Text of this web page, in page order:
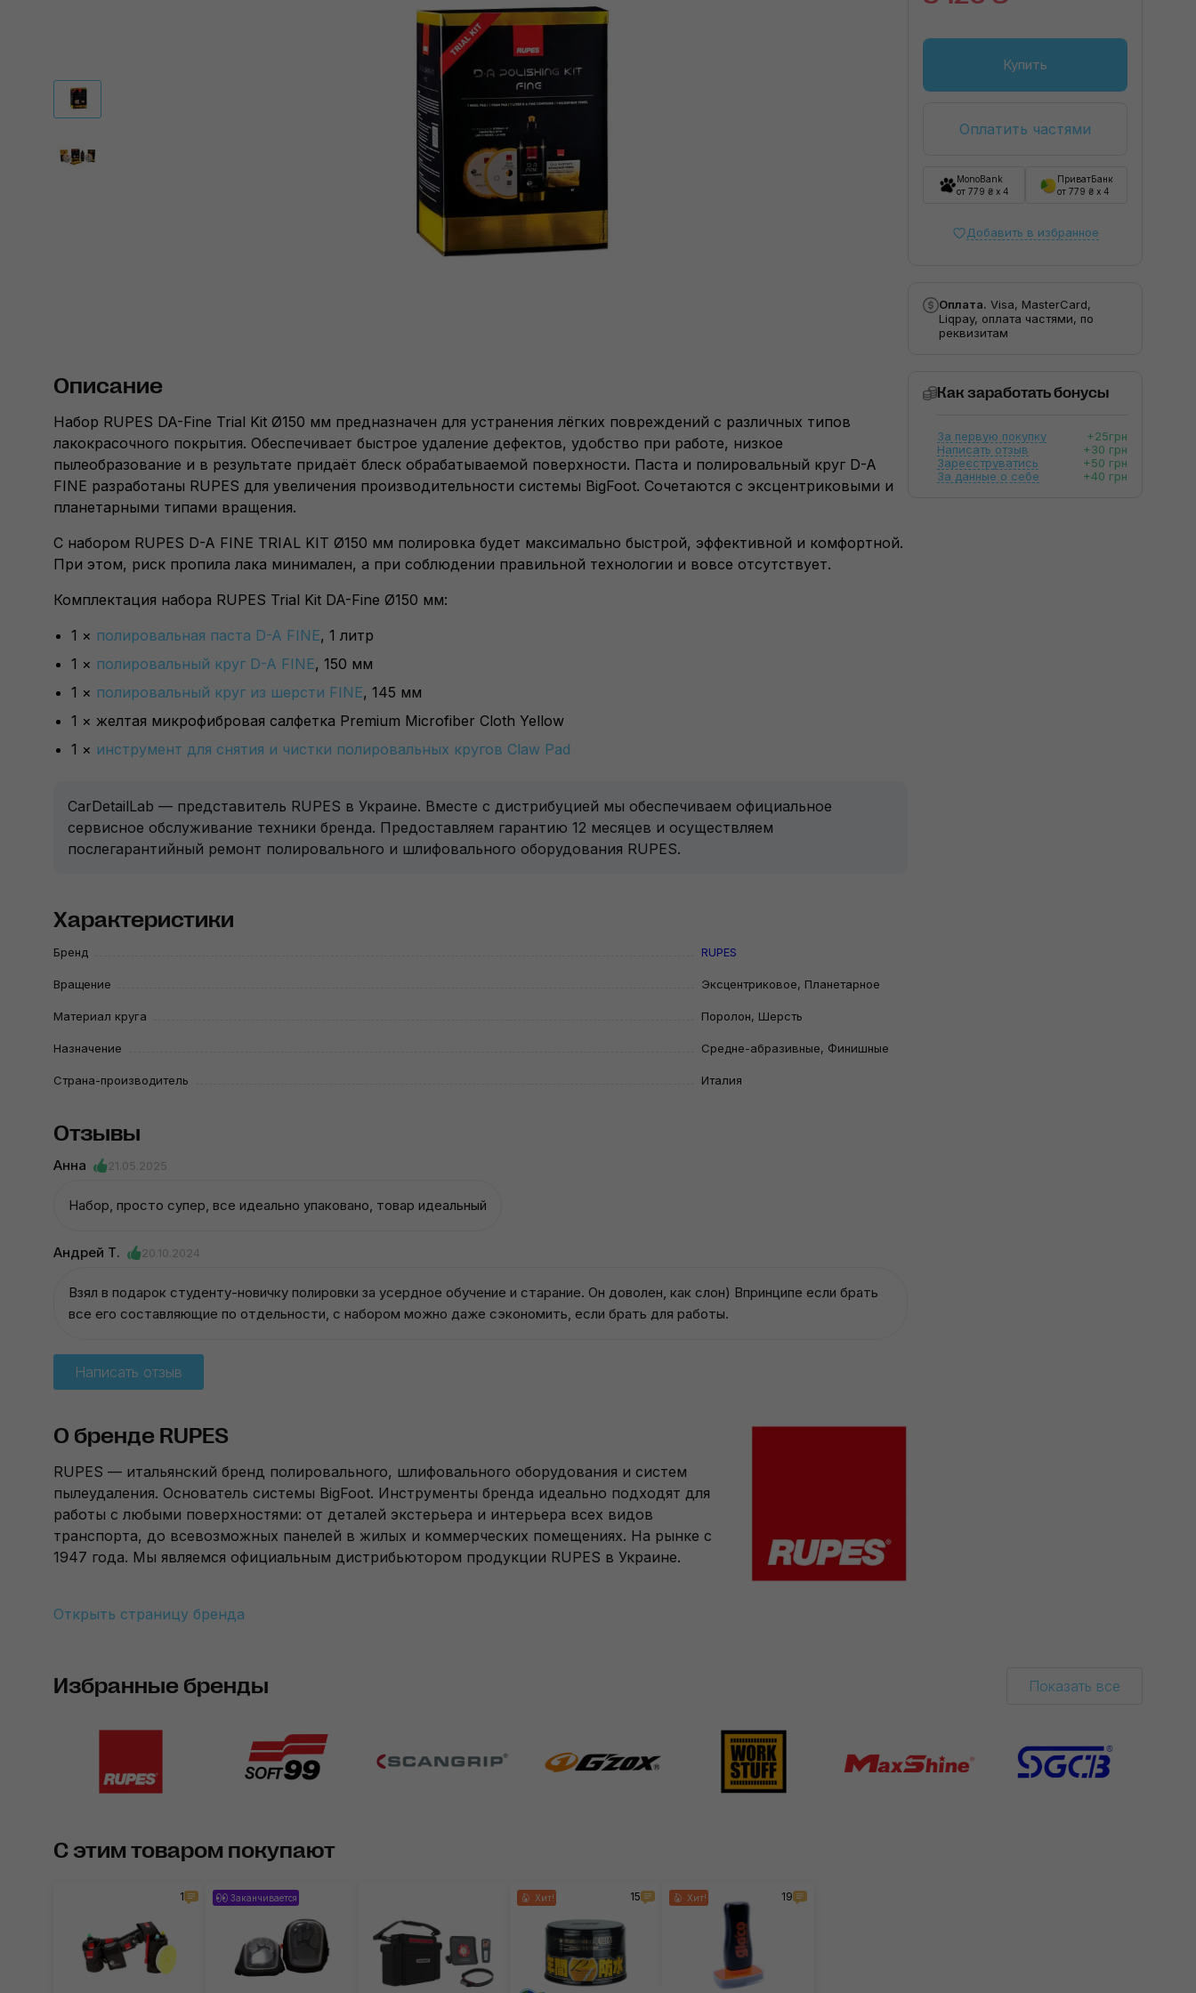
Описание
Набор RUPES DA-Fine Trial Kit Ø150 мм предназначен для устранения лёгких повреждений с различных типов
лакокрасочного покрытия. Обеспечивает быстрое удаление дефектов, удобство при работе, низкое
пылеобразование и в результате придаёт блеск обрабатываемой поверхности. Паста и полировальный круг D-A
FINE разработаны RUPES для увеличения производительности системы BigFoot. Сочетаются с эксцентриковыми и
планетарными типами вращения.
С набором RUPES D-A FINE TRIAL KIT Ø150 мм полировка будет максимально быстрой, эффективной и комфортной.
При этом, риск пропила лака минимален, а при соблюдении правильной технологии и вовсе отсутствует.
Комплектация набора RUPES Trial Kit DA-Fine Ø150 мм:
1 × полировальная паста D-A FINE, 1 литр
1 × полировальный круг D-A FINE, 150 мм
1 × полировальный круг из шерсти FINE, 145 мм
1 × желтая микрофибровая салфетка Premium Microfiber Cloth Yellow
1 × инструмент для снятия и чистки полировальных кругов Claw Pad
CarDetailLab — представитель RUPES в Украине. Вместе с дистрибуцией мы обеспечиваем официальное
сервисное обслуживание техники бренда. Предоставляем гарантию 12 месяцев и осуществляем
послегарантийный ремонт полировального и шлифовального оборудования RUPES.
Характеристики
Бренд RUPES
Вращение Эксцентриковое, Планетарное
Материал круга Поролон, Шерсть
Назначение Средне-абразивные, Финишные
Страна-производитель Италия
Отзывы
Анна 21.05.2025
Набор, просто супер, все идеально упаковано, товар идеальный
Андрей Т. 20.10.2024
Взял в подарок студенту-новичку полировки за усердное обучение и старание. Он доволен, как слон) Впринципе если брать
все его составляющие по отдельности, с набором можно даже сэкономить, если брать для работы.
Написать отзыв
О бренде RUPES
RUPES — итальянский бренд полировального, шлифовального оборудования и систем
пылеудаления. Основатель системы BigFoot. Инструменты бренда идеально подходят для
работы с любыми поверхностями: от деталей экстерьера и интерьера всех видов
транспорта, до всевозможных панелей в жилых и коммерческих помещениях. На рынке с
1947 года. Мы являемся официальным дистрибьютором продукции RUPES в Украине.
Открыть страницу бренда
Купить
Оплатить частями
MonoBank
от 779 ₴ x 4
ПриватБанк
от 779 ₴ x 4
Добавить в избранное
Оплата. Visa, MasterCard,
Liqpay, оплата частями, по
реквизитам
Как заработать бонусы
За первую покупку
+25грн
Написать отзыв
+30 грн
Зареєструватись
+50 грн
За данные о себе
+40 грн
Избранные бренды Показать все
С этим товаром покупают
1 Заканчивается Хит! 15 Хит! 19